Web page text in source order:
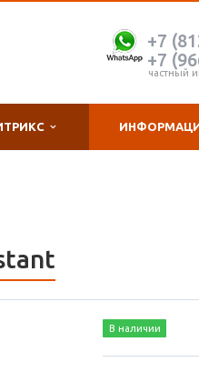
+7
+7
частный
В наличии